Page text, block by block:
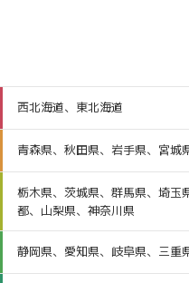
西北海道、東北海道
青森県、秋田県、岩手県、宮城
栃木県、茨城県、群馬県、埼玉
都、山梨県、神奈川県
静岡県、愛知県、岐阜県、三重